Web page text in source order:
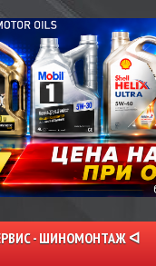
- ШИНОМОНТАЖ ᐊ